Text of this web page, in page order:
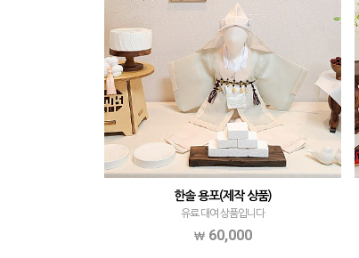
한솔 용포(제작 상품)
유료 대여 상품입니다
60,000